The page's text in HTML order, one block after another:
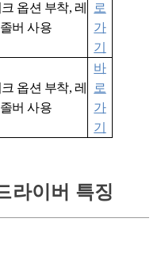
크 옵션 부착, 레
졸버 사용
로
가
기
크 옵션 부착, 레
졸버 사용
바
로
가
기
라이버 특징